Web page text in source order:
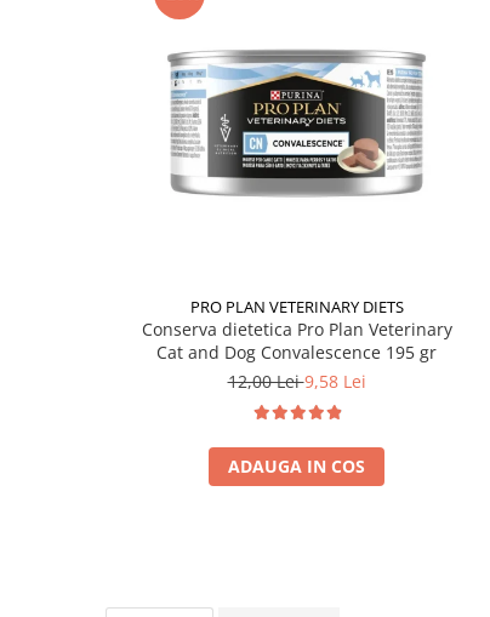
PRO PLAN VETERINARY DIETS
Conserva dietetica Pro Plan Veterinary
Cat and Dog Convalescence 195 gr
12,00 Lei9,58 Lei
ADAUGA IN COS